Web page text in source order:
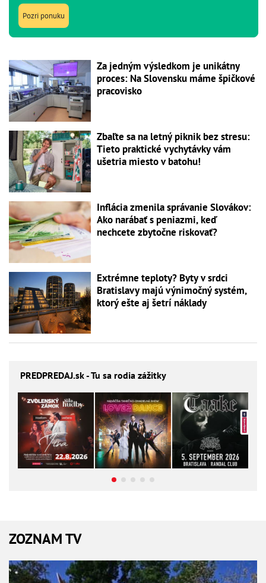
Pozri ponuku
Za jedným výsledkom je unikátny
proces: Na Slovensku máme špičkové
pracovisko
Zbaľte sa na letný piknik bez stresu:
Tieto praktické vychytávky vám
ušetria miesto v batohu!
Inflácia zmenila správanie Slovákov:
Ako narábať s peniazmi, keď
nechcete zbytočne riskovať?
Extrémne teploty? Byty v srdci
Bratislavy majú výnimočný systém,
ktorý ešte aj šetrí náklady
PREDPREDAJ.sk - Tu sa rodia zážitky
ZOZNAM TV